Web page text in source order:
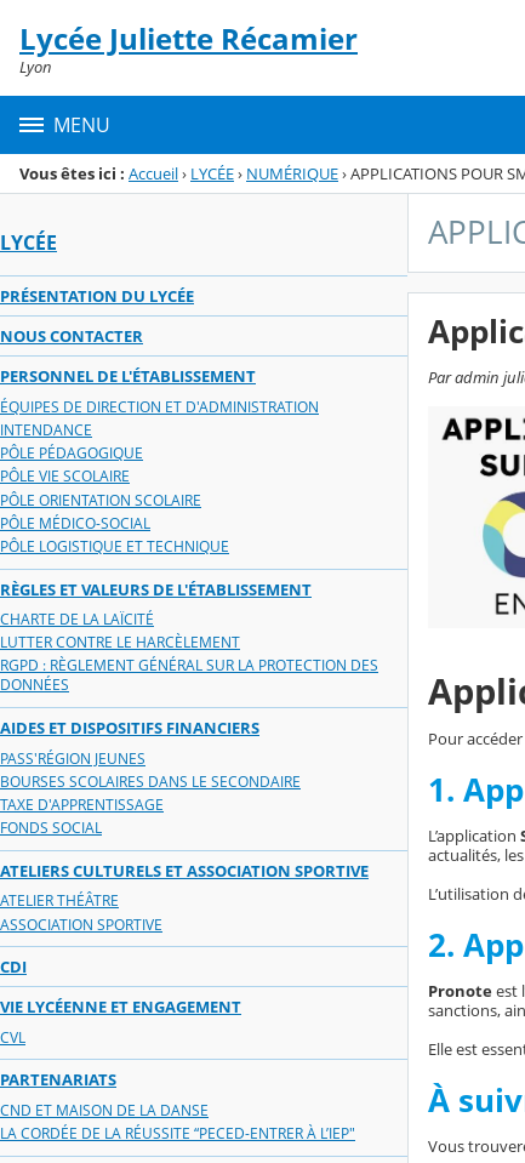
Menu de la rubrique
Contenu
Lycée Juliette Récamier
Lyon
MENU
Vous êtes ici : Accueil› LYCÉE› NUMÉRIQUE›APPLICATIONS POUR
LYCÉE
PRÉSENTATION DU LYCÉE
NOUS CONTACTER
PERSONNEL DE L'ÉTABLISSEMENT
ÉQUIPES DE DIRECTION ET D'ADMINISTRATION
INTENDANCE
PÔLE PÉDAGOGIQUE
PÔLE VIE SCOLAIRE
PÔLE ORIENTATION SCOLAIRE
PÔLE MÉDICO-SOCIAL
PÔLE LOGISTIQUE ET TECHNIQUE
RÈGLES ET VALEURS DE L'ÉTABLISSEMENT
CHARTE DE LA LAÏCITÉ
LUTTER CONTRE LE HARCÈLEMENT
RGPD : RÈGLEMENT GÉNÉRAL SUR LA PROTECTION DES
DONNÉES
AIDES ET DISPOSITIFS FINANCIERS
PASS'RÉGION JEUNES
BOURSES SCOLAIRES DANS LE SECONDAIRE
TAXE D'APPRENTISSAGE
FONDS SOCIAL
ATELIERS CULTURELS ET ASSOCIATION SPORTIVE
ATELIER THÉÂTRE
ASSOCIATION SPORTIVE
CDI
VIE LYCÉENNE ET ENGAGEMENT
CVL
PARTENARIATS
CND ET MAISON DE LA DANSE
LA CORDÉE DE LA RÉUSSITE “PECED-ENTRER À L’IEP"
Par admin
Pour
1.
L’application
actualités,
L’utilisation
2.
Pronoteest
sanctions,
Elle est
À
Vous